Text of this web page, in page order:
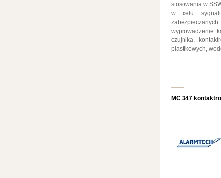
stosowania w
w celu
wyprowadzenie
czujnika,
plastikowych,
MC 347